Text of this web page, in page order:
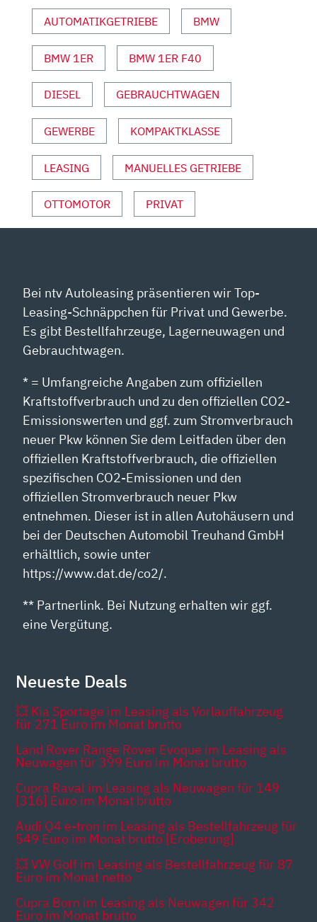
AUTOMATIKGETRIEBE BMW
BMW 1ER BMW 1ER F40
DIESEL GEBRAUCHTWAGEN
GEWERBE KOMPAKTKLASSE
LEASING MANUELLES GETRIEBE
OTTOMOTOR PRIVAT
Bei ntv Autoleasing präsentieren wir Top-
Leasing-Schnäppchen für Privat und Gewerbe.
Es gibt Bestellfahrzeuge, Lagerneuwagen und
Gebrauchtwagen.
* = Umfangreiche Angaben zum offiziellen
Kraftstoffverbrauch und zu den offiziellen CO2-
Emissionswerten und ggf. zum Stromverbrauch
neuer Pkw können Sie dem Leitfaden über den
offiziellen Kraftstoffverbrauch, die offiziellen
spezifischen CO2-Emissionen und den
offiziellen Stromverbrauch neuer Pkw
entnehmen. Dieser ist in allen Autohäusern und
bei der Deutschen Automobil Treuhand GmbH
erhältlich, sowie unter
https://www.dat.de/co2/.
** Partnerlink. Bei Nutzung erhalten wir ggf.
eine Vergütung.
Neueste Deals
💥 Kia Sportage im Leasing als Vorlauffahrzeug
für 271 Euro im Monat brutto
Land Rover Range Rover Evoque im Leasing als
Neuwagen für 399 Euro im Monat brutto
Cupra Raval im Leasing als Neuwagen für 149
[316] Euro im Monat brutto
Audi Q4 e-tron im Leasing als Bestellfahrzeug für
549 Euro im Monat brutto [Eroberung]
💥 VW Golf im Leasing als Bestellfahrzeug für 87
Euro im Monat netto
Cupra Born im Leasing als Neuwagen für 342
Euro im Monat brutto